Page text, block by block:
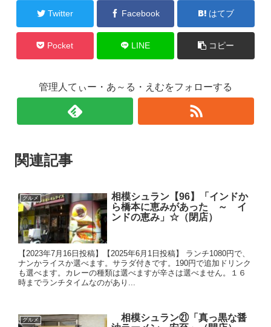
Twitter Facebook はてブ
Pocket LINE コピー
管理人てぃー・あ～る・えむをフォローする
関連記事
グルメ
相模シュラン【96】「インドか
ら橋本に恵みがあった ～ イ
ンドの恵み」☆（閉店）
【2023年7月16日投稿】【2025年6月1日投稿】 ランチ1080円で、
ナンかライスか選べます。サラダ付きです。190円で追加ドリンク
も選べます。カレーの種類は選べますが辛さは選べません。１６
時までランチタイムなのがあり...
グルメ
相模シュラン㉑「真っ黒な醤